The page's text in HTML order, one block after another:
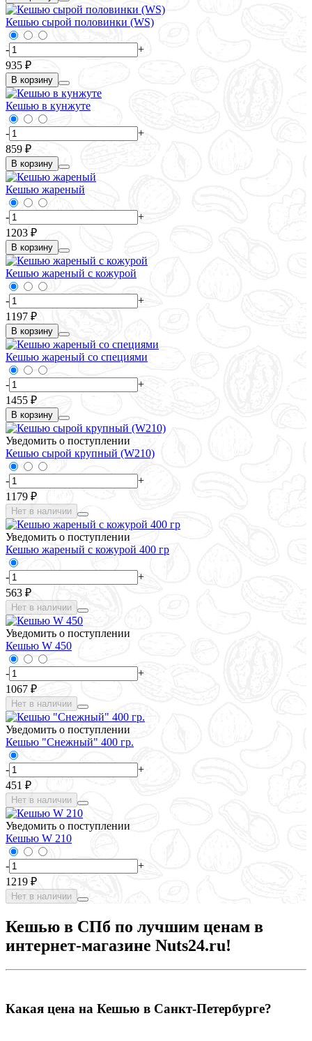
Кешью сырой половинки (WS)
-
+
935 ₽
В корзину
Кешью в кунжуте
-
+
859 ₽
В корзину
Кешью жареный
-
+
1203 ₽
В корзину
Кешью жареный с кожурой
-
+
1197 ₽
В корзину
Кешью жареный со специями
-
+
1455 ₽
В корзину
Уведомить о поступлении
Кешью сырой крупный (W210)
-
+
1179 ₽
Нет в наличии
Уведомить о поступлении
Кешью жареный с кожурой 400 гр
-
+
563 ₽
Нет в наличии
Уведомить о поступлении
Кешью W 450
-
+
1067 ₽
Нет в наличии
Уведомить о поступлении
Кешью "Снежный" 400 гр.
-
+
451 ₽
Нет в наличии
Уведомить о поступлении
Кешью W 210
-
+
1219 ₽
Нет в наличии
Кешью в СПб по лучшим ценам в
интернет-магазине Nuts24.ru!
Какая цена на Кешью в Санкт-Петербурге?